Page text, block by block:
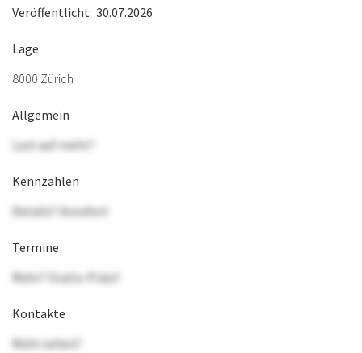
Veröffentlicht: 30.07.2026
Lage
8000 Zürich
Allgemein
Lust auf mehr?
Kennzahlen
Details? Anrufen!
Termine
Mehr? Gratis-Präsi!
Kontakte
Mehr sehen?